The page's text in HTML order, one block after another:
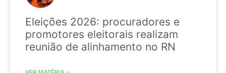
Eleições 2026: procuradores e
promotores eleitorais realizam
reunião de alinhamento no RN